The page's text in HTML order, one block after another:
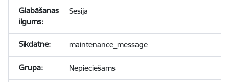
Sesija
maintenance_message
Nepieciešams